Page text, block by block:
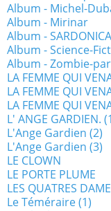
Album - Michel-
Album - Mirinar
Album - SARDONICA
Album - Science-
Album - Zombie-
LA FEMME QUI
LA FEMME QUI
LA FEMME QUI
L' ANGE GARDIEN.
L'Ange Gardien (2)
L'Ange Gardien (3)
LE CLOWN
LE PORTE PLUME
LES QUATRES
Le Téméraire (1)